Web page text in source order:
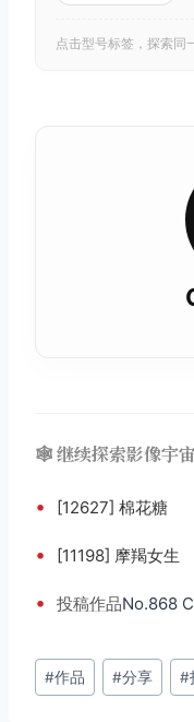
点击型号标签，探索同
🕸️ 继续探索影像宇宙
• [12627] 棉花糖
• [11198] 摩羯女生
• 投稿作品No.868
文
章
#作品 #分享 #